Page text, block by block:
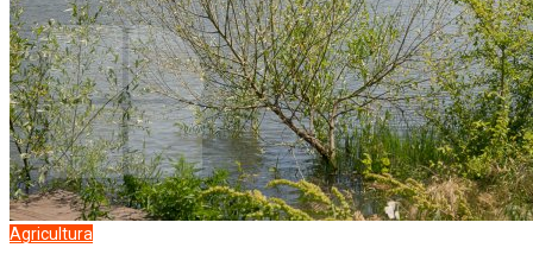
Agricultura